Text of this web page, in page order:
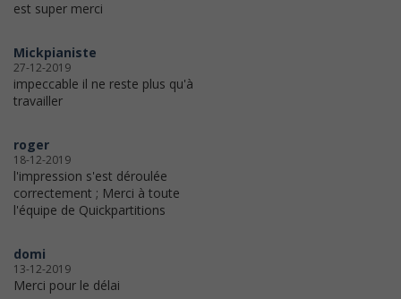
est super merci
Mickpianiste
27-12-2019
impeccable il ne reste plus qu'à
travailler
roger
18-12-2019
l'impression s'est déroulée
correctement ; Merci à toute
l'équipe de Quickpartitions
domi
13-12-2019
Merci pour le délai